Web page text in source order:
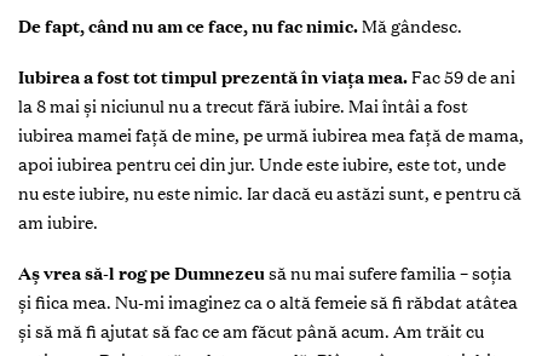
De fapt, când nu am ce face, nu fac nimic.Mă gândesc.
Iubirea a fost tot timpul prezentă în viaţa mea.Fac 59 de ani
la 8 mai şi niciunul nu a trecut fără iubire. Mai întâi a fost
iubirea mamei faţă de mine, pe urmă iubirea mea faţă de mama,
apoi iubirea pentru cei din jur. Unde este iubire, este tot, unde
nu este iubire, nu este nimic. Iar dacă eu astăzi sunt, e pentru că
am iubire.
Aş vrea să-l rog pe Dumnezeusă nu mai sufere familia – soţia
şi fiica mea. Nu-mi imaginez ca o altă femeie să fi răbdat atâtea
şi să mă fi ajutat să fac ce am făcut până acum. Am trăit cu